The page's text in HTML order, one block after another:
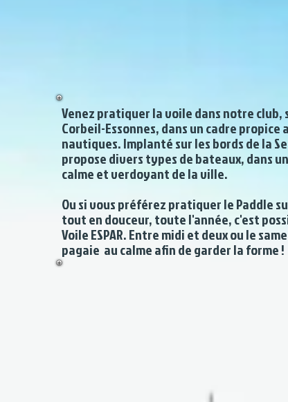
Venez pratiquer la voile dans notre club,
Corbeil-Essonnes, dans un cadre propice
nautiques. Implanté sur les bords de la
propose divers types de bateaux, dans
calme et verdoyant de la ville.
Ou si vous préférez pratiquer le Paddle
tout en douceur, toute l'année, c'est
Voile ESPAR. Entre midi et deux ou le
pagaie au calme afin de garder la forme !